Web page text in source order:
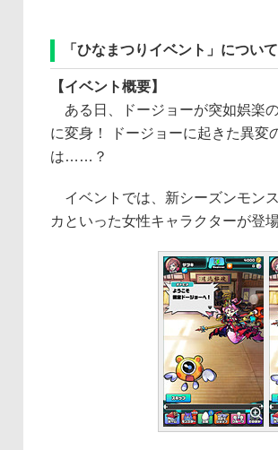
「ひなまつりイベント」について
【イベント概要】
ある日、ドージョーが突如娯楽
に変身！ ドージョーに起きた異変
は……？
イベントでは、新シーズンモン
カといった女性キャラクターが登